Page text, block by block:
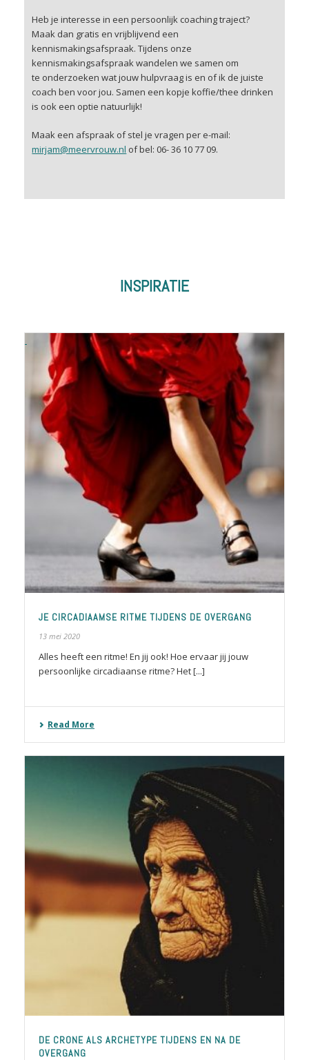
Heb je interesse in een persoonlijk coaching traject?
Maak dan gratis en vrijblijvend een
kennismakingsafspraak. Tijdens onze
kennismakingsafspraak wandelen we samen om
te onderzoeken wat jouw hulpvraag is en of ik de juiste
coach ben voor jou. Samen een kopje koffie/thee drinken
is ook een optie natuurlijk!
Maak een afspraak of stel je vragen per e-mail:
mirjam@meervrouw.nl of bel: 06- 36 10 77 09.
INSPIRATIE
JE CIRCADIAAMSE RITME TIJDENS DE OVERGANG
13 mei 2020
Alles heeft een ritme! En jij ook! Hoe ervaar jij jouw
persoonlijke circadiaanse ritme? Het [...]
Read More
DE CRONE ALS ARCHETYPE TIJDENS EN NA DE
OVERGANG